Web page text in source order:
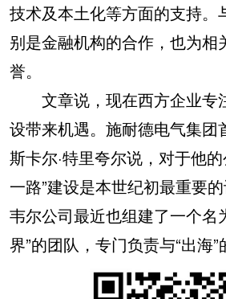
技术及本土化等方面的支持。
别是金融机构的合作，也为相
誉。
文章说，现在西方企业专
设带来机遇。施耐德电气集团
斯卡尔·特里夸尔说，对于他
一路”建设是本世纪初最重要
韦尔公司最近也组建了一个名
界”的团队，专门负责与“出海”